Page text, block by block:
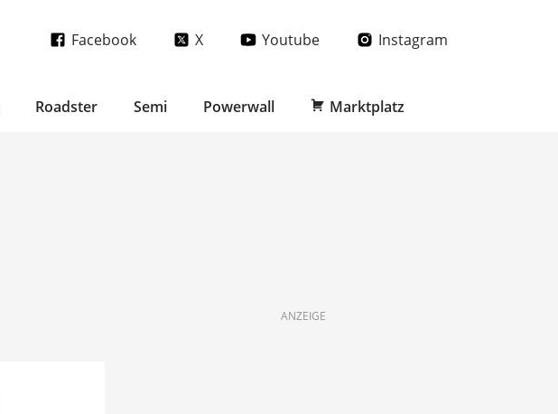
Facebook X Youtube Instagram
Roadster Semi Powerwall Marktplatz
ANZEIGE